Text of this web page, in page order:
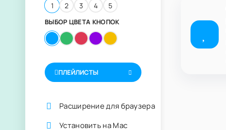
1 2 3 4 5
ВЫБОР ЦВЕТА КНОПОК
ПЛЕЙЛИСТЫ
Расширение для браузера
Установить на Mac